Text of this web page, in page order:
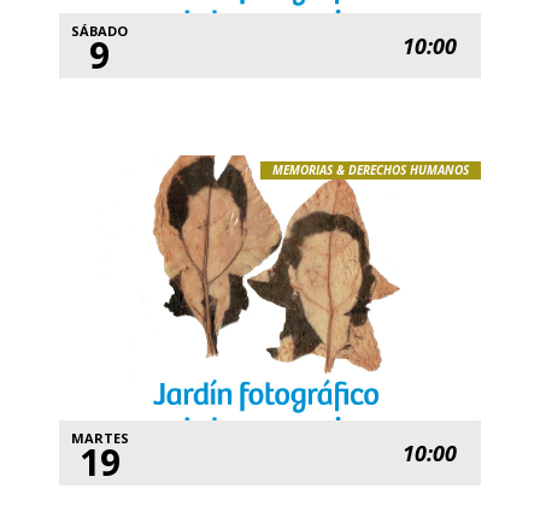
SÁBADO
9 10:00
MEMORIAS & DERECHOS HUMANOS
MARTES
19 10:00